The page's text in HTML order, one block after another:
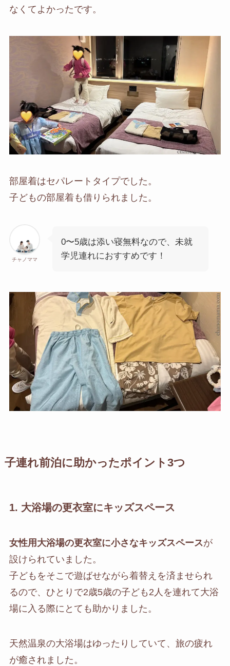
なくてよかったです。
部屋着はセパレートタイプでした。
子どもの部屋着も借りられました。
チャノママ
0〜5歳は添い寝無料なので、未就
学児連れにおすすめです！
子連れ前泊に助かったポイント3つ
1. 大浴場の更衣室にキッズスペース
女性用大浴場の更衣室に小さなキッズスペースが
設けられていました。
子どもをそこで遊ばせながら着替えを済ませられ
るので、ひとりで2歳5歳の子ども2人を連れて大浴
場に入る際にとても助かりました。
天然温泉の大浴場はゆったりしていて、旅の疲れ
が癒されました。